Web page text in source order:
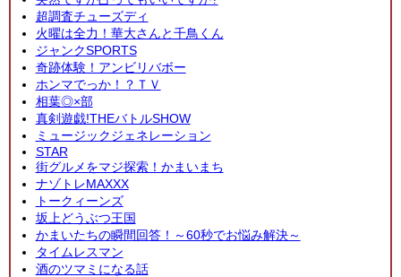
超調査チューズディ
火曜は全力！華大さんと千鳥くん
ジャンクSPORTS
奇跡体験！アンビリバボー
ホンマでっか！？ＴＶ
相葉◎×部
真剣遊戯!THEバトルSHOW
ミュージックジェネレーション
STAR
街グルメをマジ探索！かまいまち
ナゾトレMAXXX
トークィーンズ
坂上どうぶつ王国
かまいたちの瞬間回答！～60秒でお悩み解決～
タイムレスマン
酒のツマミになる話